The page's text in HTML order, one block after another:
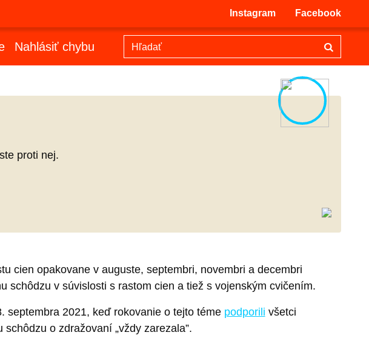
Instagram Facebook
Nahlásiť chybu
proti nej.
cien opakovane v auguste, septembri, novembri a decembri
schôdzu v súvislosti s rastom cien a tiež s vojenským cvičením.
septembra 2021, keď rokovanie o tejto téme podporili všetci
o zdražovaní „vždy zarezala”.